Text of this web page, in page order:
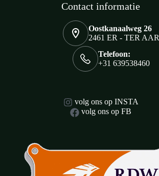
Contact informatie
Oostkanaalweg 26
2461 ER - TER AAR
Telefoon:
+31 639538460
volg ons op INSTA
volg ons op FB